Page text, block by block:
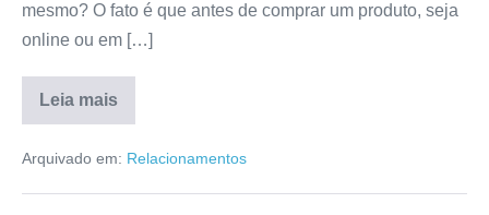
mesmo? O fato é que antes de comprar um produto, seja
online ou em […]
Leia mais
Meu
Rico
Funciona?
Arquivado em: Relacionamentos